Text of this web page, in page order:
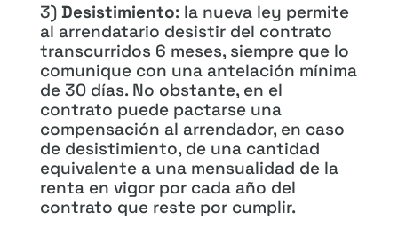
3) Desistimiento: la nueva ley permite
al arrendatario desistir del contrato
transcurridos 6 meses, siempre que lo
comunique con una antelación mínima
de 30 días. No obstante, en el
contrato puede pactarse una
compensación al arrendador, en caso
de desistimiento, de una cantidad
equivalente a una mensualidad de la
renta en vigor por cada año del
contrato que reste por cumplir.